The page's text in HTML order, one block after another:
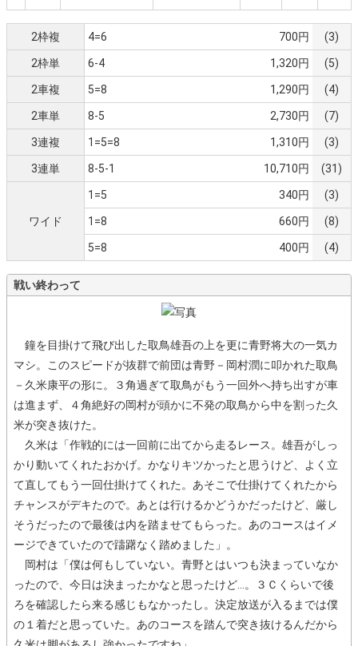
2枠複 4=6 700円 (3)
2枠単 6-4 1,320円 (5)
2車複 5=8 1,290円 (4)
2車単 8-5 2,730円 (7)
3連複 1=5=8 1,310円 (3)
3連単 8-5-1 10,710円 (31)
ワイド
1=5 340円 (3)
1=8 660円 (8)
5=8 400円 (4)
戦い終わって
鐘を目掛けて飛び出した取鳥雄吾の上を更に青野将大の一気カ
マシ。このスピードが抜群で前団は青野－岡村潤に叩かれた取鳥
－久米康平の形に。３角過ぎて取鳥がもう一回外へ持ち出すが車
は進まず、４角絶好の岡村が頭かに不発の取鳥から中を割った久
米が突き抜けた。
久米は「作戦的には一回前に出てから走るレース。雄吾がしっ
かり動いてくれたおかげ。かなりキツかったと思うけど、よく立
て直してもう一回仕掛けてくれた。あそこで仕掛けてくれたから
チャンスがデキたので。あとは行けるかどうかだったけど、厳し
そうだったので最後は内を踏ませてもらった。あのコースはイメ
ージできていたので躊躇なく踏めました」。
岡村は「僕は何もしていない。青野とはいつも決まっていなか
ったので、今日は決まったかなと思ったけど…。３Ｃくらいで後
ろを確認したら来る感じもなかったし。決定放送が入るまでは僕
の１着だと思っていた。あのコースを踏んで突き抜けるんだから